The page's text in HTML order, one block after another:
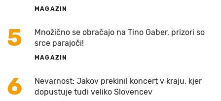
MAGAZIN
5
Množično se obračajo na Tino Gaber, prizori so
srce parajoči!
MAGAZIN
6
Nevarnost: Jakov prekinil koncert v kraju, kjer
dopustuje tudi veliko Slovencev